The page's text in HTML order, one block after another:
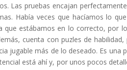
Las pruebas encajan
Había veces que hacíamos lo
que estábamos en lo correcto, por
cuenta con puzles de
jugable más de lo deseado. Es una
está ahí y, por unos pocos